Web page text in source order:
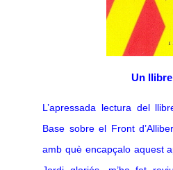
Un
L’apressada lectura del
Base sobre el Front
amb què encapçalo aquest